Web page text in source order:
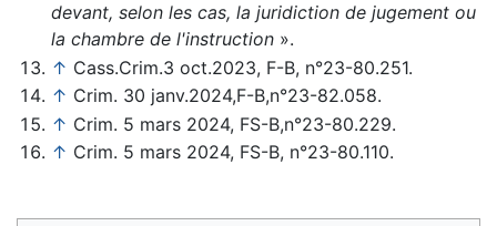
devant, selon les cas, la juridiction de jugement ou
la chambre de l'instruction».
↑ Cass.Crim.3 oct.2023, F-B, n°23-80.251.
↑ Crim. 30 janv.2024,F-B,n°23-82.058.
↑ Crim. 5 mars 2024, FS-B,n°23-80.229.
↑ Crim. 5 mars 2024, FS-B, n°23-80.110.